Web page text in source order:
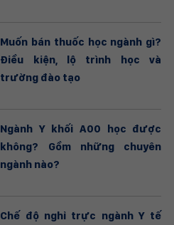
Muốn bán thuốc học ngành gì?
Điều kiện, lộ trình học và
trường đào tạo
Ngành Y khối A00 học được
không? Gồm những chuyên
ngành nào?
Chế độ nghỉ trực ngành Y tế